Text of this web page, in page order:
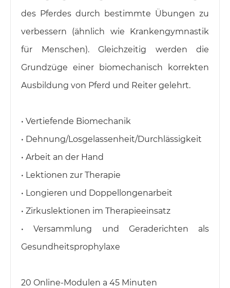
des Pferdes durch bestimmte Übungen zu
verbessern (ähnlich wie Krankengymnastik
für Menschen). Gleichzeitig werden die
Grundzüge einer biomechanisch korrekten
Ausbildung von Pferd und Reiter gelehrt.
• Vertiefende Biomechanik
• Dehnung/Losgelassenheit/Durchlässigkeit
• Arbeit an der Hand
• Lektionen zur Therapie
• Longieren und Doppellongenarbeit
• Zirkuslektionen im Therapieeinsatz
• Versammlung und Geraderichten als
Gesundheitsprophylaxe
20 Online-Modulen a 45 Minuten